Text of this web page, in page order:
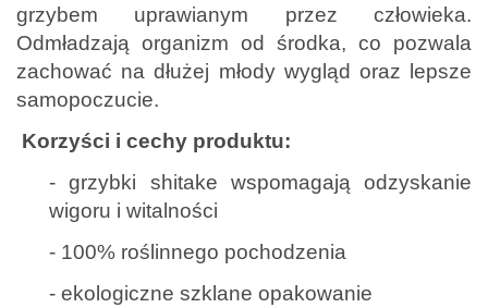
grzybem uprawianym przez człowieka.
Odmładzają organizm od środka, co pozwala
zachować na dłużej młody wygląd oraz lepsze
samopoczucie.
Korzyści i cechy produktu:
- grzybki shitake wspomagają odzyskanie
wigoru i witalności
- 100% roślinnego pochodzenia
- ekologiczne szklane opakowanie